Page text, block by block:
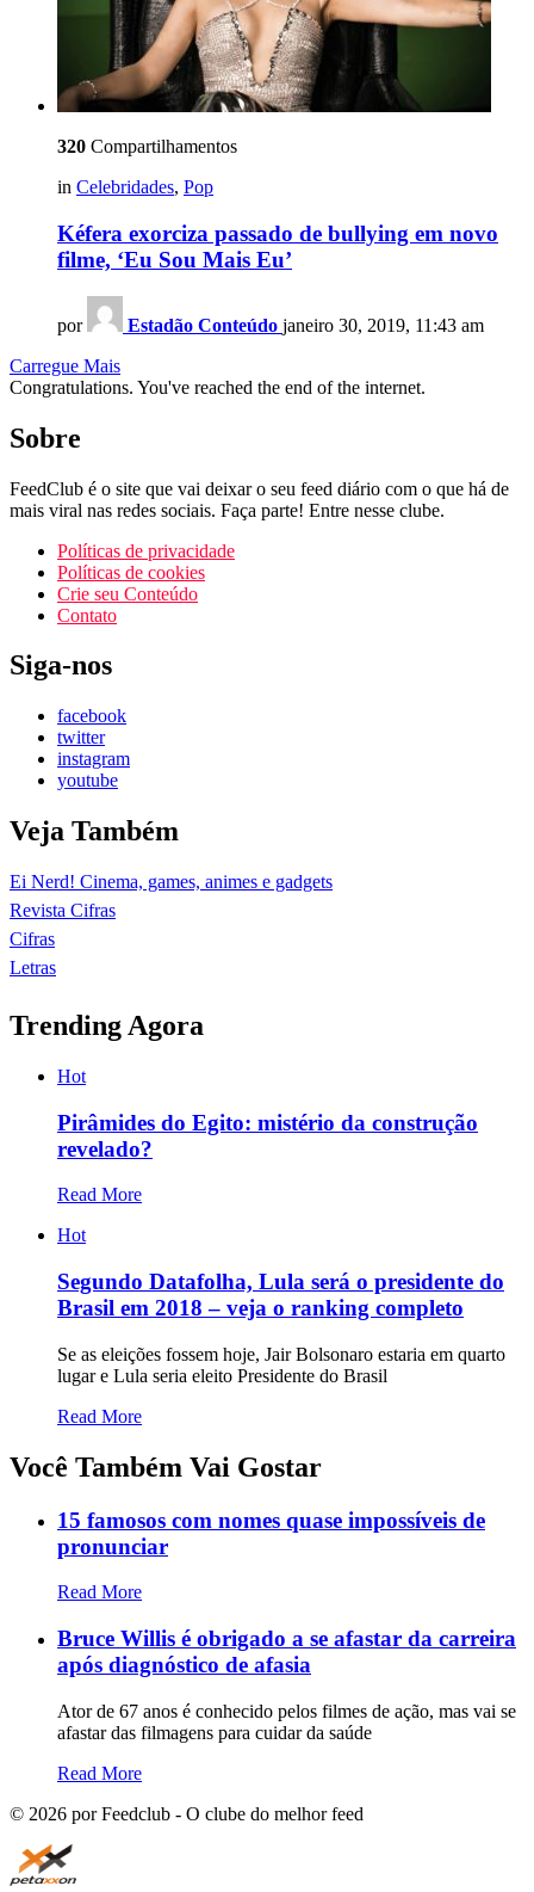
320 Compartilhamentos
in Celebridades, Pop
Kéfera exorciza passado de bullying em novo
filme, ‘Eu Sou Mais Eu’
por Estadão Conteúdo janeiro 30, 2019, 11:43 am
Carregue Mais
Congratulations. You've reached the end of the internet.
Sobre
FeedClub é o site que vai deixar o seu feed diário com o que há de
mais viral nas redes sociais. Faça parte! Entre nesse clube.
Políticas de privacidade
Políticas de cookies
Crie seu Conteúdo
Contato
Siga-nos
facebook
twitter
instagram
youtube
Veja Também
Ei Nerd! Cinema, games, animes e gadgets
Revista Cifras
Cifras
Letras
Trending Agora
Hot
Pirâmides do Egito: mistério da construção
revelado?
Read More
Hot
Segundo Datafolha, Lula será o presidente do
Brasil em 2018 – veja o ranking completo
Se as eleições fossem hoje, Jair Bolsonaro estaria em quarto
lugar e Lula seria eleito Presidente do Brasil
Read More
Você Também Vai Gostar
15 famosos com nomes quase impossíveis de
pronunciar
Read More
Bruce Willis é obrigado a se afastar da carreira
após diagnóstico de afasia
Ator de 67 anos é conhecido pelos filmes de ação, mas vai se
afastar das filmagens para cuidar da saúde
Read More
© 2026 por Feedclub - O clube do melhor feed